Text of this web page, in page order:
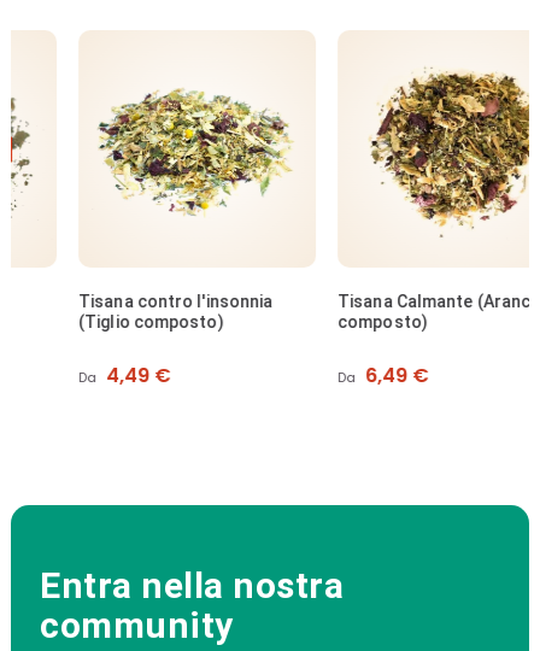
Tisana contro l'insonnia
(Tiglio composto)
Prezzo
4,49 €
Tisana Calmante (Arancio
composto)
Prezzo
6,49 €
Entra nella nostra
community